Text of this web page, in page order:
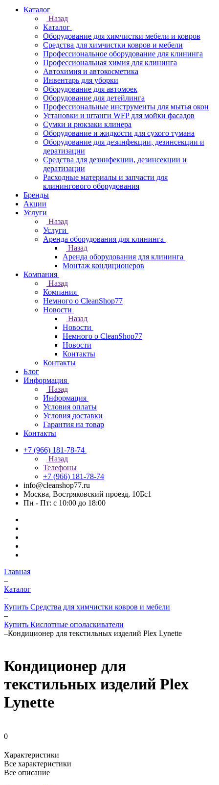
Каталог
Назад
Каталог
Оборудование для химчистки мебели и ковров
Средства для химчистки ковров и мебели
Профессиональное оборудование для клининга
Профессиональная химия для клининга
Автохимия и автокосметика
Инвентарь для уборки
Оборудование для автомоек
Оборудование для детейлинга
Профессиональные инструменты для мытья окон
Установки и штанги WFP для мойки фасадов
Сумки и рюкзаки клинера
Оборудование и жидкости для сухого тумана
Оборудование для дезинфекции, дезинсекции и
дератизации
Средства для дезинфекции, дезинсекции и
дератизации
Расходные материалы и запчасти для
клинингового оборудования
Бренды
Акции
Услуги
Назад
Услуги
Аренда оборудования для клининга
Назад
Аренда оборудования для клининга
Монтаж кондиционеров
Компания
Назад
Компания
Немного о CleanShop77
Новости
Назад
Новости
Немного о CleanShop77
Новости
Контакты
Контакты
Блог
Информация
Назад
Информация
Условия оплаты
Условия доставки
Гарантия на товар
Контакты
+7 (966) 181-78-74
Назад
Телефоны
+7 (966) 181-78-74
info@cleanshop77.ru
Москва, Востряковский проезд, 10Бс1
Пн - Пт: с 10:00 до 18:00
Главная
–
Каталог
–
Купить Средства для химчистки ковров и мебели
–
Купить Кислотные ополаскиватели
–Кондиционер для текстильных изделий Plex Lynette
Кондиционер для
текстильных изделий Plex
Lynette
0
Характеристики
Все характеристики
Все описание